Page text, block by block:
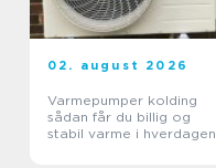
02. august 2026
Varmepumper kolding
sådan får du billig og
stabil varme i hverdagen